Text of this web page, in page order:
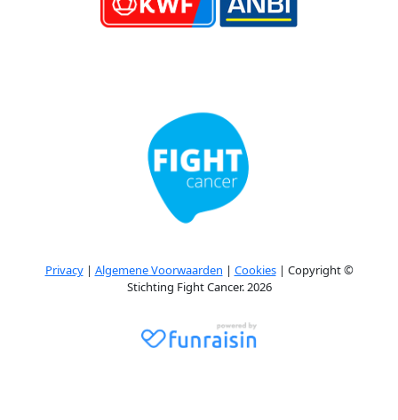
Privacy| Algemene Voorwaarden | Cookies| Copyright ©
Stichting Fight Cancer. 2026